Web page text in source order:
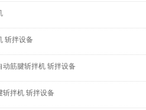
斩拌设备
筋腱斩拌机 斩拌设备
斩拌机 斩拌设备